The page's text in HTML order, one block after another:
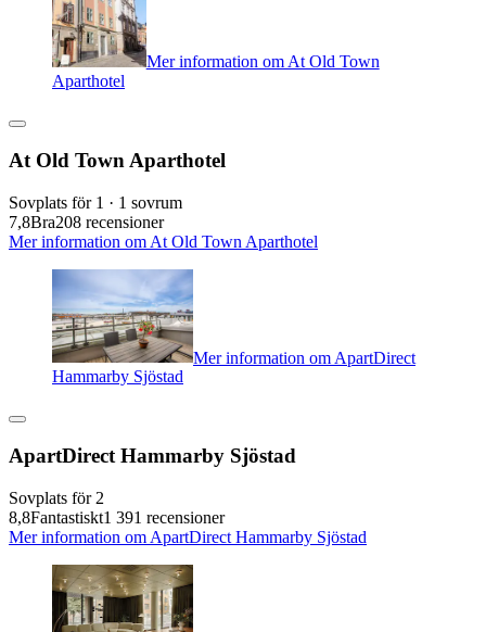
Mer information om At Old Town
Aparthotel
At Old Town Aparthotel
Sovplats för 1 · 1 sovrum
7,8Bra208 recensioner
Mer information om At Old Town Aparthotel
Mer information om ApartDirect
Hammarby Sjöstad
ApartDirect Hammarby Sjöstad
Sovplats för 2
8,8Fantastiskt1 391 recensioner
Mer information om ApartDirect Hammarby Sjöstad